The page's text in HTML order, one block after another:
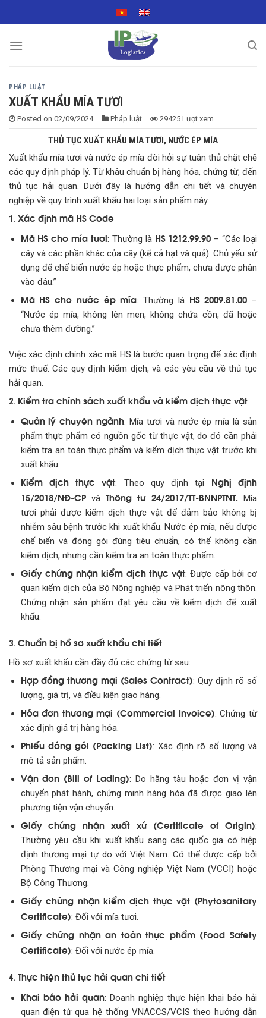
to
PHÁP LUẬT
XUẤT KHẨU MÍA TƯƠI
Posted on 02/09/2024 Pháp luật 29425 Lượt xem
THỦ TỤC XUẤT KHẨU MÍA TƯƠI, NƯỚC ÉP MÍA
Xuất khẩu mía tươi và nước ép mía đòi hỏi sự tuân thủ chặt chẽ
các quy định pháp lý. Từ khâu chuẩn bị hàng hóa, chứng từ, đến
thủ tục hải quan. Dưới đây là hướng dẫn chi tiết và chuyên
nghiệp về quy trình xuất khẩu hai loại sản phẩm này.
1. Xác định mã HS Code
Mã HS cho mía tươi: Thường là HS 1212.99.90 – “Các loại
cây và các phần khác của cây (kể cả hạt và quả). Chủ yếu sử
dụng để chế biến nước ép hoặc thực phẩm, chưa được phân
vào đâu.”
Mã HS cho nước ép mía: Thường là HS 2009.81.00 –
“Nước ép mía, không lên men, không chứa cồn, đã hoặc
chưa thêm đường.”
Việc xác định chính xác mã HS là bước quan trọng để xác định
mức thuế. Các quy định kiểm dịch, và các yêu cầu về thủ tục
hải quan.
2. Kiểm tra chính sách xuất khẩu và kiểm dịch thực vật
Quản lý chuyên ngành: Mía tươi và nước ép mía là sản
phẩm thực phẩm có nguồn gốc từ thực vật, do đó cần phải
kiểm tra an toàn thực phẩm và kiểm dịch thực vật trước khi
xuất khẩu.
Kiểm dịch thực vật: Theo quy định tại Nghị định
15/2018/NĐ-CPvàThông tư 24/2017/TT-BNNPTNT. Mía
tươi phải được kiểm dịch thực vật để đảm bảo không bị
nhiễm sâu bệnh trước khi xuất khẩu. Nước ép mía, nếu được
chế biến và đóng gói đúng tiêu chuẩn, có thể không cần
kiểm dịch, nhưng cần kiểm tra an toàn thực phẩm.
Giấy chứng nhận kiểm dịch thực vật: Được cấp bởi cơ
quan kiểm dịch của Bộ Nông nghiệp và Phát triển nông thôn.
Chứng nhận sản phẩm đạt yêu cầu về kiểm dịch để xuất
khẩu.
3. Chuẩn bị hồ sơ xuất khẩu chi tiết
Hồ sơ xuất khẩu cần đầy đủ các chứng từ sau:
Hợp đồng thương mại (Sales Contract): Quy định rõ số
lượng, giá trị, và điều kiện giao hàng.
Hóa đơn thương mại (Commercial Invoice): Chứng từ
xác định giá trị hàng hóa.
Phiếu đóng gói (Packing List): Xác định rõ số lượng và
mô tả sản phẩm.
Vận đơn (Bill of Lading): Do hãng tàu hoặc đơn vị vận
chuyển phát hành, chứng minh hàng hóa đã được giao lên
phương tiện vận chuyển.
Giấy chứng nhận xuất xứ (Certificate of Origin):
Thường yêu cầu khi xuất khẩu sang các quốc gia có hiệp
định thương mại tự do với Việt Nam. Có thể được cấp bởi
Phòng Thương mại và Công nghiệp Việt Nam (VCCI) hoặc
Bộ Công Thương.
Giấy chứng nhận kiểm dịch thực vật (Phytosanitary
Certificate): Đối với mía tươi.
Giấy chứng nhận an toàn thực phẩm (Food Safety
Certificate): Đối với nước ép mía.
4. Thực hiện thủ tục hải quan chi tiết
Khai báo hải quan: Doanh nghiệp thực hiện khai báo hải
quan điện tử qua hệ thống VNACCS/VCIS theo hướng dẫn